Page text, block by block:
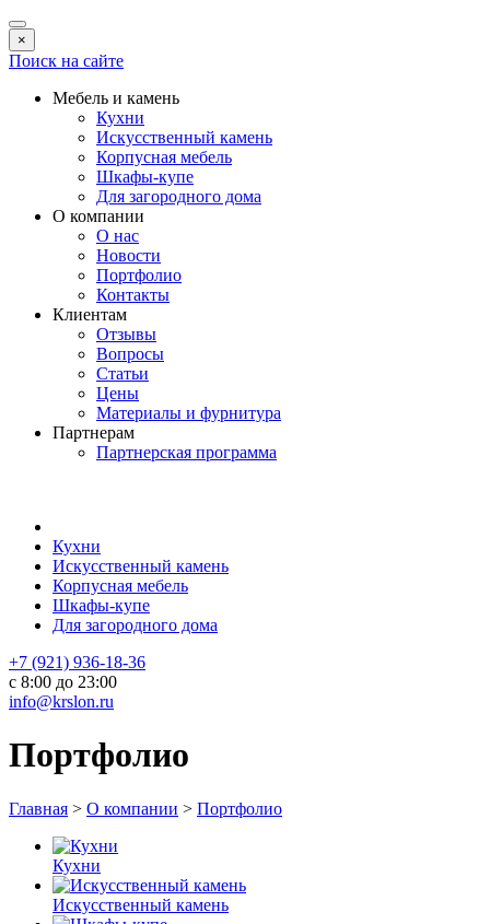
×
Поиск на сайте
Мебель и камень
Кухни
Искусственный камень
Корпусная мебель
Шкафы-купе
Для загородного дома
О компании
О нас
Новости
Портфолио
Контакты
Клиентам
Отзывы
Вопросы
Статьи
Цены
Материалы и фурнитура
Партнерам
Партнерская программа
Кухни
Искусственный камень
Корпусная мебель
Шкафы-купе
Для загородного дома
+7 (921) 936-18-36
с 8:00 до 23:00
info@krslon.ru
Портфолио
Главная > О компании > Портфолио
Кухни
Искусственный камень